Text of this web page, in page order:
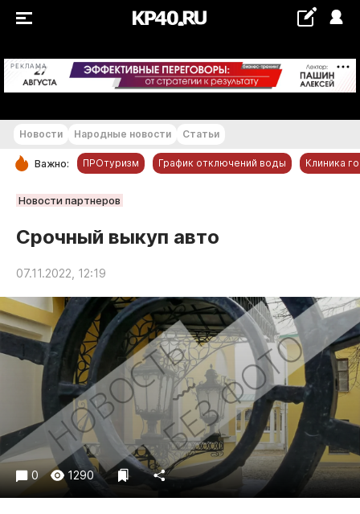
РЕКЛАМА +21...+22 °С
РУБРИКИ
Обнинск
Новости компаний
Статьи
Народные новости
Авто и транспорт
Благоустройство
Криминал
Культура
Недвижимость и ЖКХ
Образование
Общество
Погода
Новости Народные новости Статьи
Важно: ПРОтуризм График отключений воды Клиника
Новости партнеров
Срочный выкуп авто
07.11.2022, 12:19
0 1290